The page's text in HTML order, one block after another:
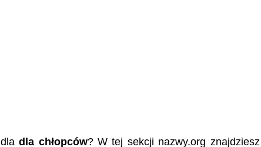
dladla chłopców? W tej sekcji nazwy.org